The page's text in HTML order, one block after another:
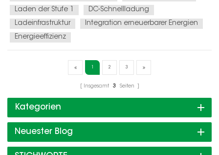
Laden der Stufe 1
DC-Schnellladung
Ladeinfrastruktur
Integration erneuerbarer Energien
Energieeffizienz
1 2 3
Insgesamt 3 Seiten
Kategorien
Neuester Blog